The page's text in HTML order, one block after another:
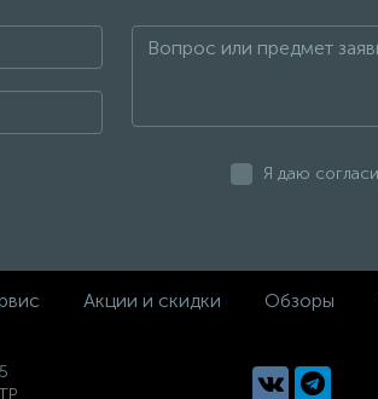
Я даю
Акции и скидки Обзоры